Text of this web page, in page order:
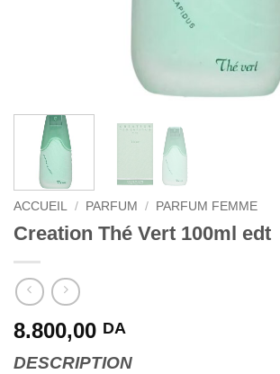
ACCUEIL / PARFUM / PARFUM FEMME
Creation Thé Vert 100ml edt
8.800,00 DA
DESCRIPTION